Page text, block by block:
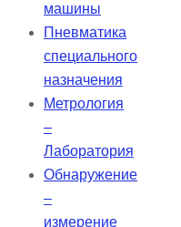
машины
Пневматика
специального
назначения
Метрология
–
Лаборатория
Обнаружение
–
измерение